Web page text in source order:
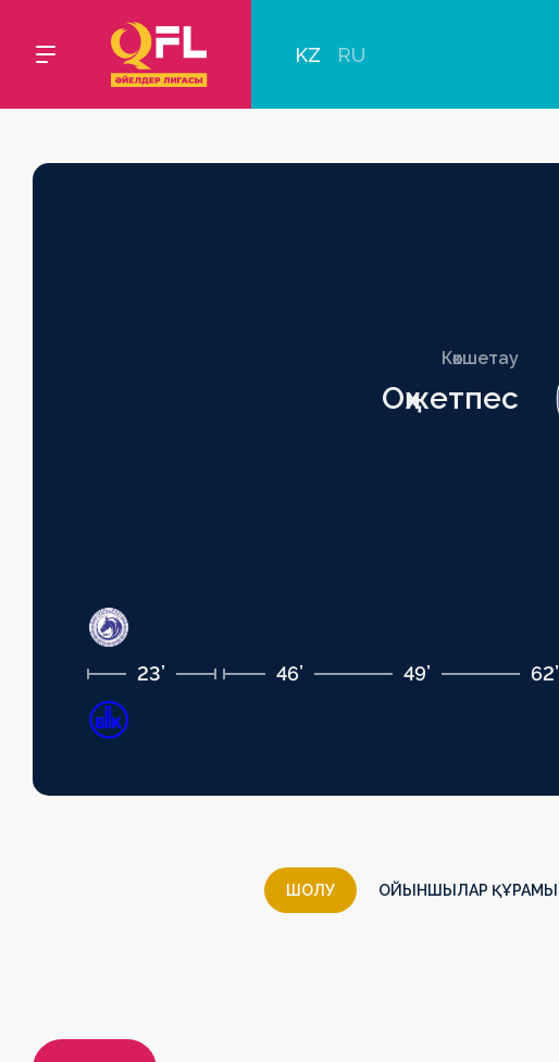
KZ RU
Көкшетау
Оқжетпес
23’ 46’ 49’ 62’
ШОЛУ ОЙЫНШЫЛАР ҚҰРАМЫ